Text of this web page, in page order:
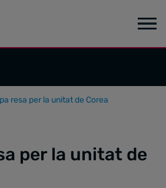
resa per la unitat de Corea
per la unitat de